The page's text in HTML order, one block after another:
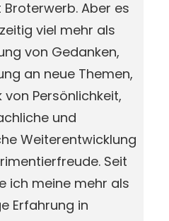
Aber es
viel mehr als
von Gedanken,
an neue Themen,
von Persönlichkeit,
und
Weiterentwicklung
Seit
ich meine mehr als
Erfahrung in